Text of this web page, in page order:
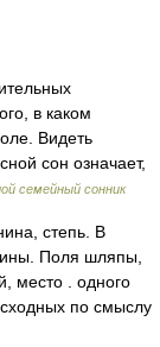
в каком
Видеть
сон означает,
семейный сонник
степь. В
Поля шляпы,
место . одного
по смыслу